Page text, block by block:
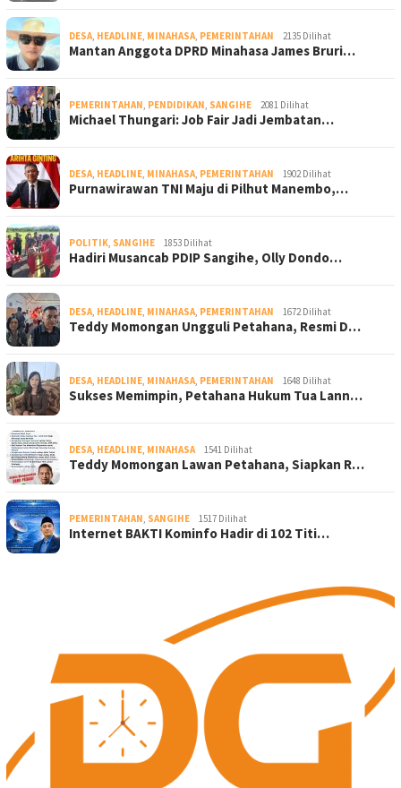
DESA HEADLINE MINAHASA PEMERINTAHAN 2135 Dilihat
Mantan Anggota DPRD Minahasa James Bruri…
PEMERINTAHAN PENDIDIKAN SANGIHE 2081 Dilihat
Michael Thungari: Job Fair Jadi Jembatan…
DESA HEADLINE MINAHASA PEMERINTAHAN 1902 Dilihat
Purnawirawan TNI Maju di Pilhut Manembo,…
POLITIK SANGIHE 1853 Dilihat
Hadiri Musancab PDIP Sangihe, Olly Dondo…
DESA HEADLINE MINAHASA PEMERINTAHAN 1672 Dilihat
Teddy Momongan Ungguli Petahana, Resmi D…
DESA HEADLINE MINAHASA PEMERINTAHAN 1648 Dilihat
Sukses Memimpin, Petahana Hukum Tua Lann…
DESA HEADLINE MINAHASA 1541 Dilihat
Teddy Momongan Lawan Petahana, Siapkan R…
PEMERINTAHAN SANGIHE 1517 Dilihat
Internet BAKTI Kominfo Hadir di 102 Titi…